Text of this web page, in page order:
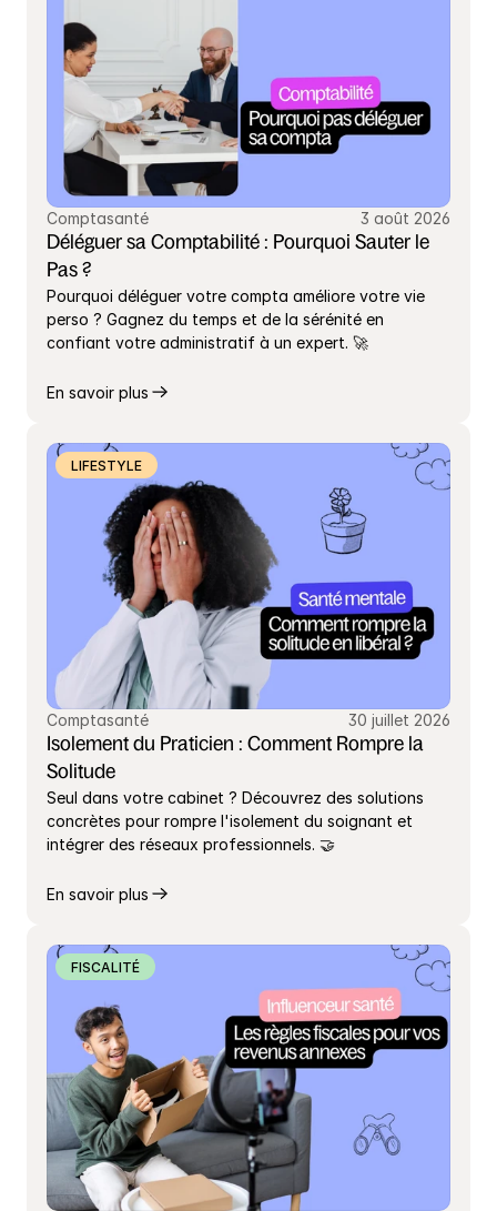
Comptasanté 3 août 2026
Déléguer sa Comptabilité : Pourquoi Sauter le
Pas ?
Pourquoi déléguer votre compta améliore votre vie
perso ? Gagnez du temps et de la sérénité en
confiant votre administratif à un expert. 🚀
En savoir plus
LIFESTYLE
Comptasanté 30 juillet 2026
Isolement du Praticien : Comment Rompre la
Solitude
Seul dans votre cabinet ? Découvrez des solutions
concrètes pour rompre l'isolement du soignant et
intégrer des réseaux professionnels. 🤝
En savoir plus
FISCALITÉ